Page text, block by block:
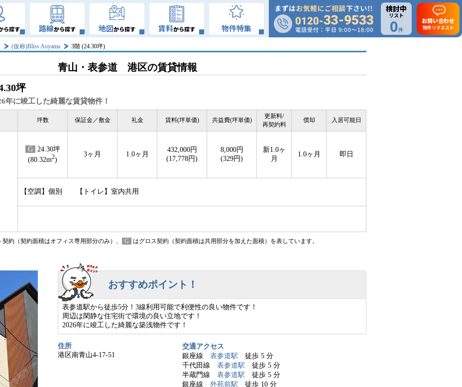
ら探す 路線から探す 地図から探す 賃料から探す 物件特集
検討中
リスト
0件
お問い合わせ
物件リクエスト
(仮称)Bliss Aoyama 3階 (24.30坪)
青山・表参道 港区の賃貸情報
坪
年に竣工した綺麗な賃貸物件！
坪数 保証金／敷金 礼金 賃料(坪単価) 共益費(坪単価)
更新料/
再契約料
償却 入居可能日
G
24.30坪
(80.32m2)
3ヶ月 1.0ヶ月
432,000円
(17,778円)
8,000円
(329円)
新1.0ヶ
月
1.0ヶ月 即日
【空調】個別 【トイレ】室内共用
契約（契約面積はオフィス専用部分のみ）、 G はグロス契約（契約面積は共用部分を加えた面積）を表しています。
おすすめポイント！
表参道駅から徒歩5分！3線利用可能で利便性の良い物件です！
周辺は閑静な住宅街で環境の良い立地です！
2026年に竣工した綺麗な築浅物件です！
住所
港区南青山4-17-51
交通アクセス
銀座線 表参道駅 徒歩 5 分
千代田線 表参道駅 徒歩 5 分
半蔵門線 表参道駅 徒歩 5 分
銀座線 外苑前駅 徒歩 10 分